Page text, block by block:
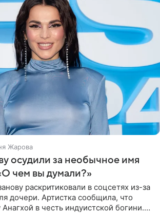
Жарова
осудили за необычное имя
чем вы думали?»
раскритиковали в соцсетях из-за
дочери. Артистка сообщила, что
Анагхой в честь индуистской богини.